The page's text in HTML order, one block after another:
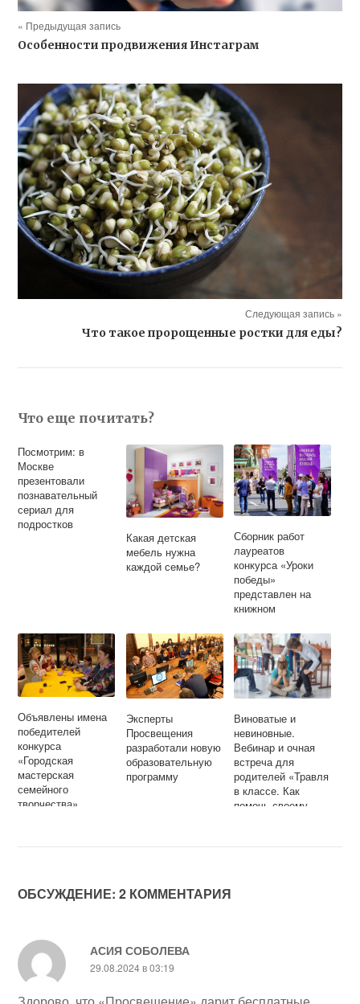
« Предыдущая запись
Особенности продвижения Инстаграм
Следующая запись »
Что такое пророщенные ростки для еды?
Что еще почитать?
Посмотрим: в
Москве
презентовали
познавательный
сериал для
подростков
Какая детская
мебель нужна
каждой семье?
Сборник работ
лауреатов
конкурса «Уроки
победы»
представлен на
книжном
«Красная
площадь»
Объявлены имена
победителей
конкурса
«Городская
мастерская
семейного
творчества»
Эксперты
Просвещения
разработали новую
образовательную
программу
Виноватые и
невиновные.
Вебинар и очная
встреча для
родителей «Травля
в классе. Как
помочь своему
ОБСУЖДЕНИЕ: 2 КОММЕНТАРИЯ
АСИЯ СОБОЛЕВА
29.08.2024 в 03:19